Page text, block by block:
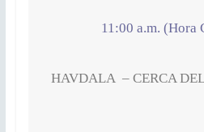
11:00 a.m. (Hora
HAVDALA – CERCA